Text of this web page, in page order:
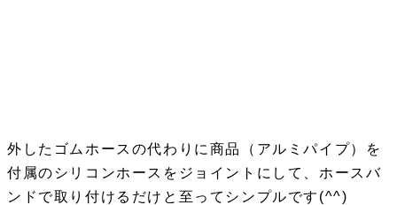
外したゴムホースの代わりに商品（アルミパイプ）を
付属のシリコンホースをジョイントにして、ホースバ
ンドで取り付けるだけと至ってシンプルです(^^)